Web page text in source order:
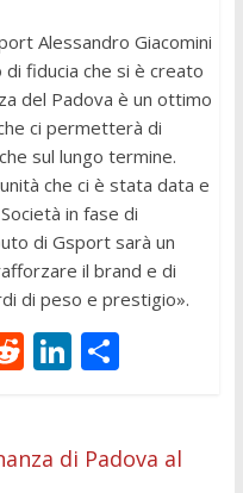
Alessandro Giacomini
fiducia che si è creato
del Padova è un ottimo
ci permetterà di
sul lungo termine.
che ci è stata data e
in fase di
di Gsport sarà un
il brand e di
di peso e prestigio».
R
di
Li
e
C
di
di Padova al